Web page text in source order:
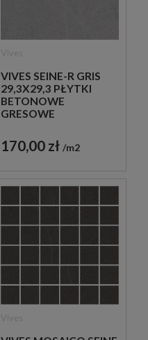
VIVES SEINE-R GRIS
29,3X29,3 PŁYTKI
BETONOWE
GRESOWE
170,00 zł m2